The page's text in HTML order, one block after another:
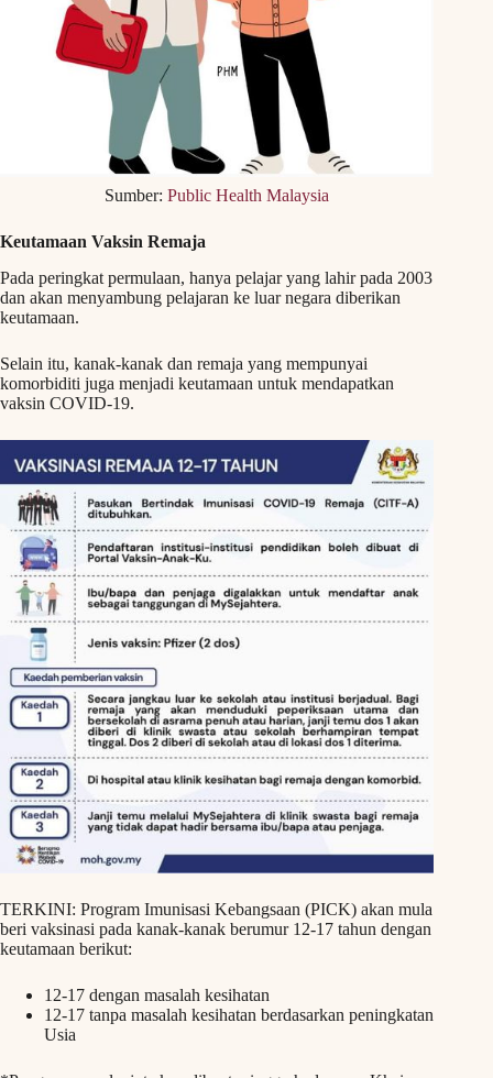
Sumber:Public Health Malaysia
Keutamaan Vaksin Remaja
Pada peringkat permulaan, hanya pelajar yang lahir pada 2003
dan akan menyambung pelajaran ke luar negara diberikan
keutamaan.
Selain itu, kanak-kanak dan remaja yang mempunyai
komorbiditi juga menjadi keutamaan untuk mendapatkan
vaksin COVID-19.
TERKINI: Program Imunisasi Kebangsaan (PICK) akan mula
beri vaksinasi pada kanak-kanak berumur 12-17 tahun dengan
keutamaan berikut:
12-17 dengan masalah kesihatan
12-17 tanpa masalah kesihatan berdasarkan peningkatan
Usia